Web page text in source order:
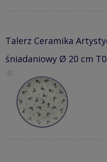
Talerz Ceramika
śniadaniowy Ø 20 cm